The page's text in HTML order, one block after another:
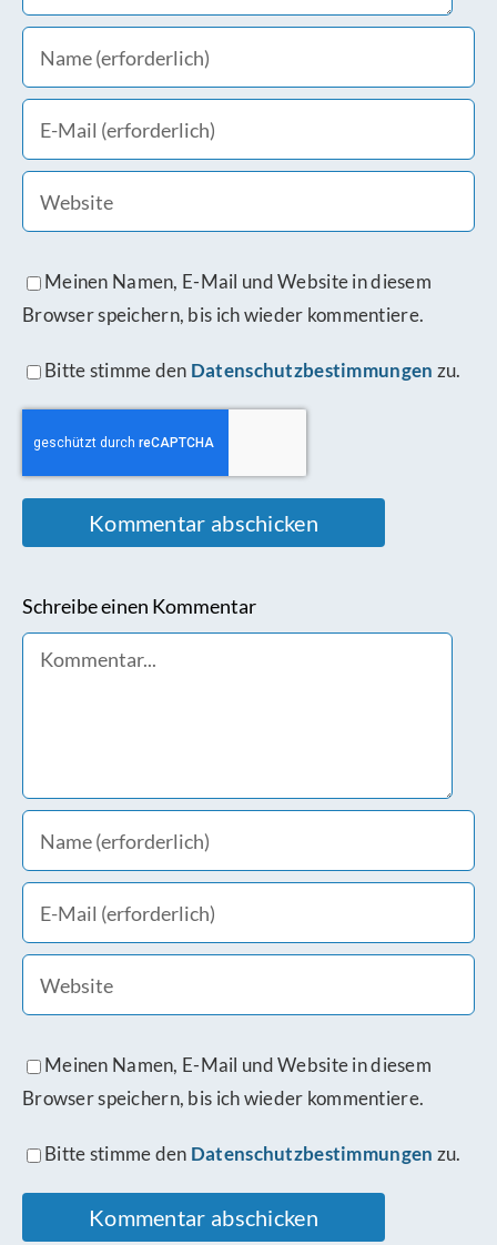
Meinen Namen, E-Mail und Website in diesem
Browser speichern, bis ich wieder kommentiere.
Bitte stimme den Datenschutzbestimmungen zu.
Schreibe einen Kommentar
Comment
Meinen Namen, E-Mail und Website in diesem
Browser speichern, bis ich wieder kommentiere.
Bitte stimme den Datenschutzbestimmungen zu.